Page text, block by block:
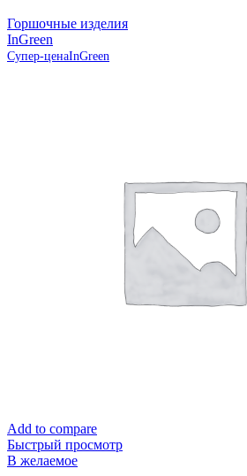
Горшочные изделия
InGreen
Супер-ценаInGreen
Add to compare
Быстрый просмотр
В желаемое